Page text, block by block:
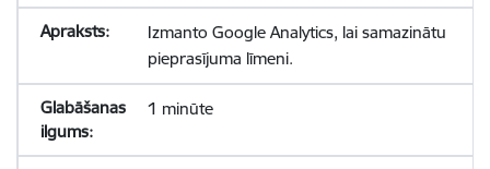
Izmanto Google Analytics, lai samazinātu
pieprasījuma līmeni.
1 minūte